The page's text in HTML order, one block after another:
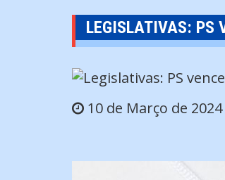
LEGISLATIVAS: PS
10 de Março de 2024